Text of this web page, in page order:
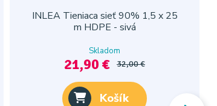
INLEA Tieniaca sieť 90% 1,5 x 25
m HDPE - sivá
Skladom
21,90 € 32,00 €
Košík